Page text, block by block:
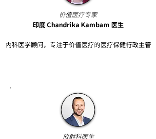
价值医疗专家​
印度 Chandrika Kambam 医生​
内科医学顾问，专注于价值医疗的医疗保健行政主管
放射科医生